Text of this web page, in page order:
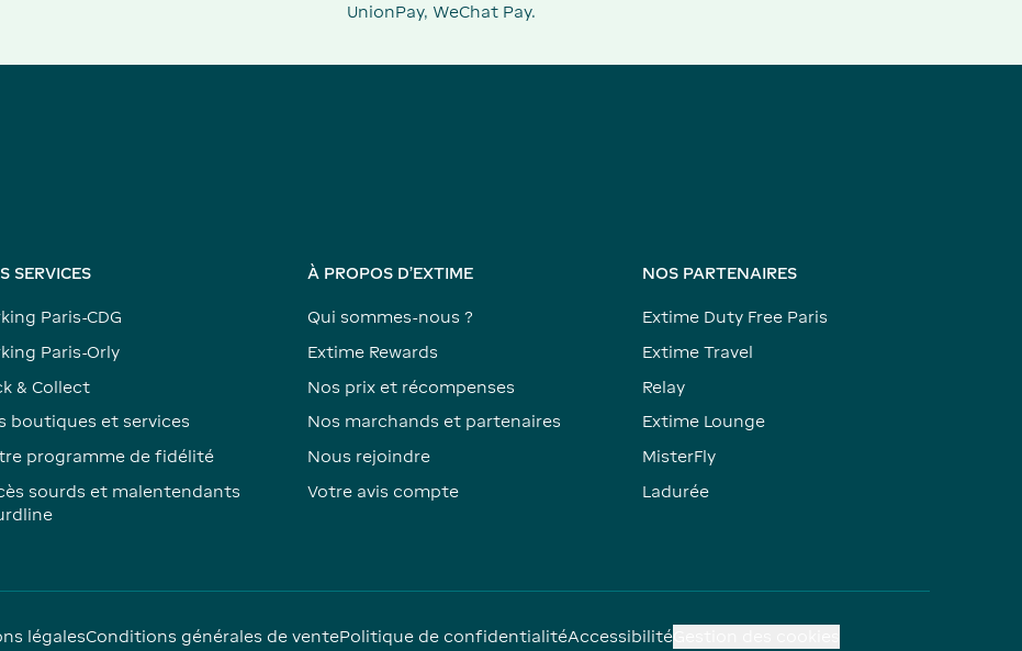
UnionPay, WeChat Pay.
SERVICES
Paris-CDG
Paris-Orly
& Collect
boutiques et services
programme de fidélité
sourds et malentendants
À PROPOS D'EXTIME
Qui sommes-nous ?
Extime Rewards
Nos prix et récompenses
Nos marchands et partenaires
Nous rejoindre
Votre avis compte
NOS PARTENAIRES
Extime Duty Free Paris
Extime Travel
Relay
Extime Lounge
MisterFly
Ladurée
légalesConditions générales de ventePolitique de confidentialitéAccessibilitéGestion des cookies